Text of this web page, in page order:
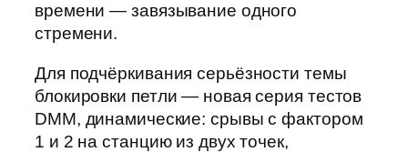
времени — завязывание одного
стремени.
Для подчёркивания серьёзности темы
блокировки петли — новая серия тестов
DMM, динамические: срывы с фактором
1 и 2 на станцию из двух точек,